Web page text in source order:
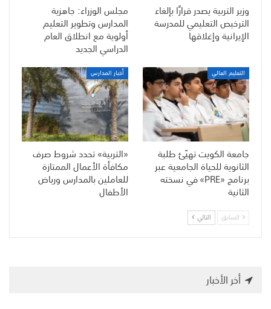
وزير التربية يصدر قرارًا بإلغاء
الترخيص التعليمي للمدرسة
الإيرانية وإغلاقها
مجلس الوزراء: جاهزية
المدارس وتطوير التعليم
أولوية مع انطلاق العام
الدراسي الجديد
التعليم العالي
جامعة الكويت تهيّئ طلبة
الثانوية للحياة الجامعية عبر
برنامج «PRE» في نسخته
الثانية
أخبار المدارس
«التربية» تحدد شروط صرف
مكافأة الأعمال الممتازة
للعاملين بالمدارس ورياض
الأطفال
السابق التالي
أخر الأخبار